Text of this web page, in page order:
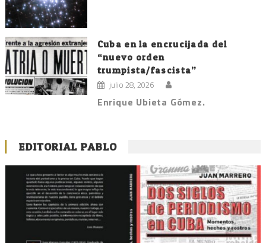
Cuba en la encrucijada del
“nuevo orden
trumpista/fascista”
julio 28, 2026
Enrique Ubieta Gómez.
EDITORIAL PABLO